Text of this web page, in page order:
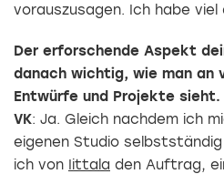
vorauszusagen. Ich habe viel
Der erforschende Aspekt
danach wichtig, wie man an
Entwürfe und Projekte sieht.
VK: Ja. Gleich nachdem ich
eigenen Studio
ich von Iittala den Auftrag,